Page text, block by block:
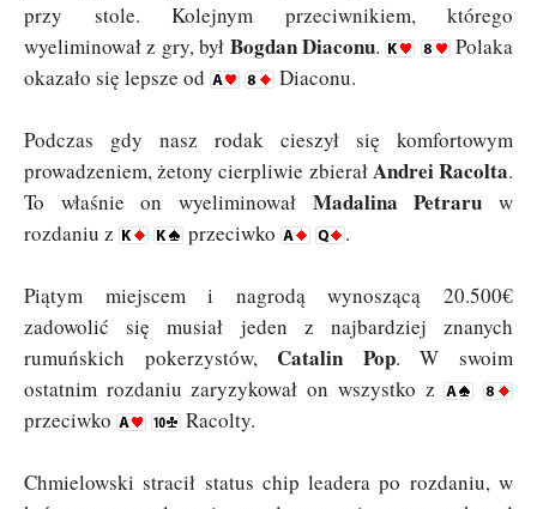
przy stole. Kolejnym przeciwnikiem, którego
wyeliminował z gry, był Bogdan Diaconu.
Polaka
okazało się lepsze od
Diaconu.
Podczas gdy nasz rodak cieszył się komfortowym
prowadzeniem, żetony cierpliwie zbierałAndrei Racolta.
To właśnie on wyeliminował Madalina Petraru w
rozdaniu z
przeciwko .
Piątym miejscem i nagrodą wynoszącą 20.500€
zadowolić się musiał jeden z najbardziej znanych
rumuńskich pokerzystów, Catalin Pop. W swoim
ostatnim rozdaniu zaryzykował on wszystko z
przeciwko
Racolty.
Chmielowski stracił status chip leadera po rozdaniu, w